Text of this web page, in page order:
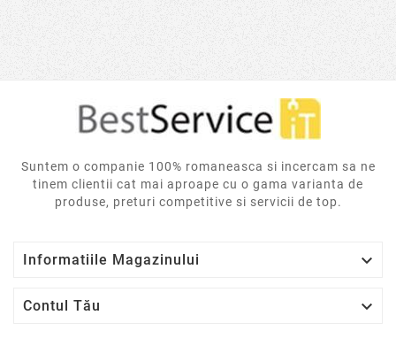
Suntem o companie 100% romaneasca si incercam sa ne
tinem clientii cat mai aproape cu o gama varianta de
produse, preturi competitive si servicii de top.
Informatiile Magazinului 
Contul Tău 